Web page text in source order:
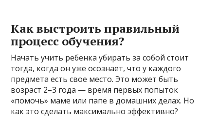
Как выстроить правильный
процесс обучения?
Начать учить ребенка убирать за собой стоит
тогда, когда он уже осознает, что у каждого
предмета есть свое место. Это может быть
возраст 2–3 года — время первых попыток
«помочь» маме или папе в домашних делах. Но
как это сделать максимально эффективно?